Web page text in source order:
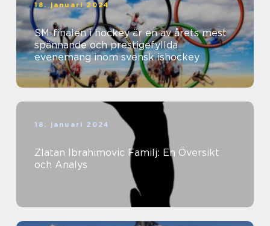
18. januari 2024
SM-finalen i hockey är en av årets mest
spännande och prestigefyllda
evenemang inom svensk ishockey
18. januari 2024
Zlatan Ibrahimovic Familj: En Översikt
och Analys